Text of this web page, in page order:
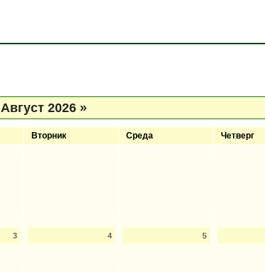
Август 2026 »
Вторник Среда Четверг
3 4 5